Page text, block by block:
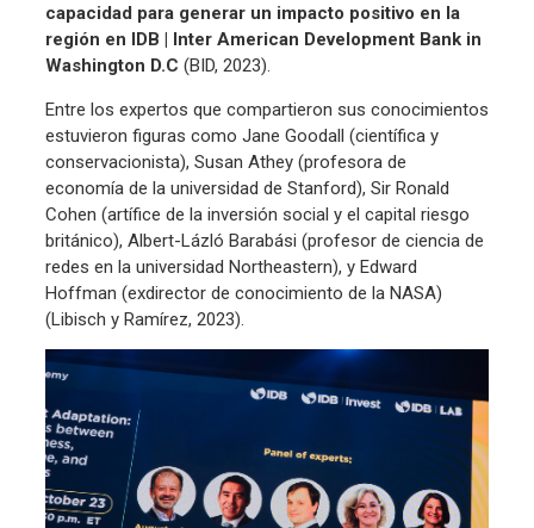
capacidad para generar un impacto positivo en la
región en IDB | Inter American Development Bank in
Washington D.C (BID, 2023).
Entre los expertos que compartieron sus conocimientos
estuvieron figuras como Jane Goodall (científica y
conservacionista), Susan Athey (profesora de
economía de la universidad de Stanford), Sir Ronald
Cohen (artífice de la inversión social y el capital riesgo
británico), Albert-Lázló Barabási (profesor de ciencia de
redes en la universidad Northeastern), y Edward
Hoffman (exdirector de conocimiento de la NASA)
(Libisch y Ramírez, 2023).